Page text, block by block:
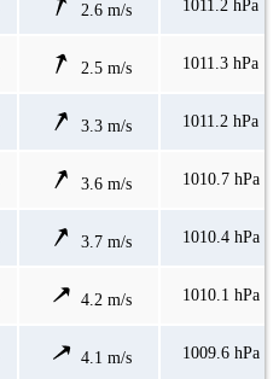
2.6 m/s 1011.2 hPa
2.5 m/s 1011.3 hPa
3.3 m/s 1011.2 hPa
3.6 m/s 1010.7 hPa
3.7 m/s 1010.4 hPa
4.2 m/s 1010.1 hPa
4.1 m/s 1009.6 hPa